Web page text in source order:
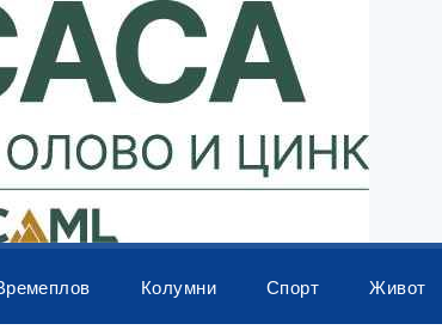
Колумни Спорт Живот